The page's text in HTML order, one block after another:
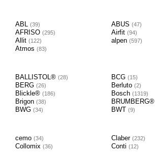
ABL 39 ABUS 47
AFRISO 295 Airfit 94
Allit 122 alpen 597
Atmos 83
BALLISTOL® 28 BCG 15
BERG 26 Berluto 2
Blickle® 186 Bosch 1319
Brigon 38 BRUMBERG®
BWG 34 BWT 9
cemo 34 Claber 232
Collomix 36 Conti 12